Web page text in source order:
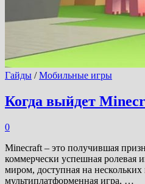
Гайды /Мобильные игры
Когда выйдет
0
Minecraft – это получившая
коммерчески успешная ролевая
миром, доступная на
мультиплатформенная игра, …